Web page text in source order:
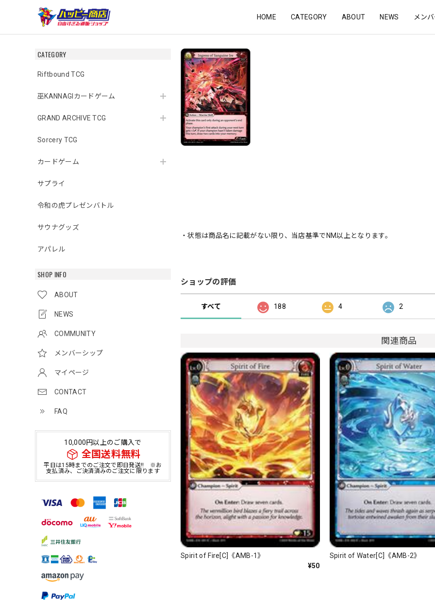
HOME CATEGORY ABOUT NEWS メン
CATEGORY
Riftbound TCG
巫KANNAGIカードゲーム
GRAND ARCHIVE TCG
Sorcery TCG
カードゲーム
サプライ
令和の虎プレゼンバトル
サウナグッズ
アパレル
SHOP INFO
ABOUT
NEWS
COMMUNITY
メンバーシップ
マイページ
CONTACT
FAQ
10,000円以上のご購入で
全国送料無料
平日は15時までのご注文で即日発送!! ※お
支払済み、ご決済済みのご注文に限ります
・状態は商品名に記載がない限り、当店基準でNM以上となります。
ショップの評価
すべて 188 4 2
関連商品
Spirit of Fire[C]《AMB-1》
¥50
Spirit of Water[C]《AMB-2》